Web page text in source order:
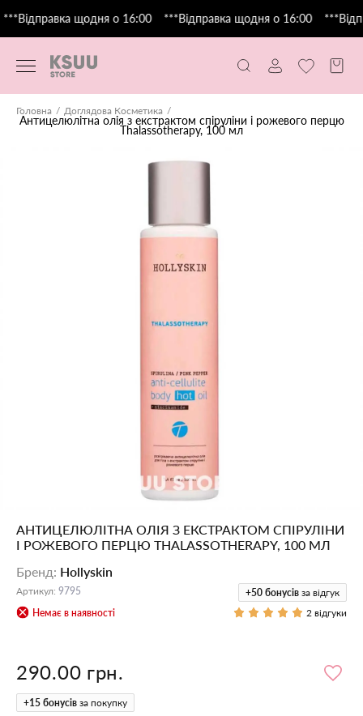
щодня о 16:00 ***Відправка щодня о 16:00
Головна Доглядова Косметика
Антицелюлітна олія з екстрактом спіруліни і рожевого перцю
Thalassotherapy, 100 мл
АНТИЦЕЛЮЛІТНА ОЛІЯ З ЕКСТРАКТОМ СПІРУЛІНИ
І РОЖЕВОГО ПЕРЦЮ THALASSOTHERAPY, 100 МЛ
Бренд: Hollyskin
Артикул: 9795
Немає в наявності
+50 бонусів за відгук
2 відгуки
290.00 грн.
+15 бонусів за покупку